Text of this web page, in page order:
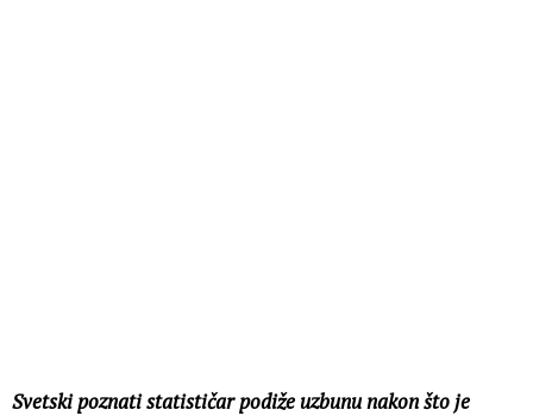
Svetski poznati statističar podiže uzbunu nakon što je